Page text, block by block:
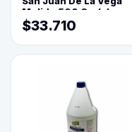
Molido 500 Grs(=)
$33.710